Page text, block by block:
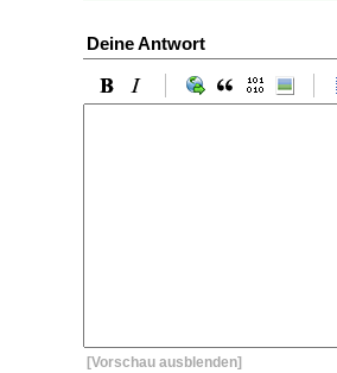
Deine Antwort
[Vorschau ausblenden]